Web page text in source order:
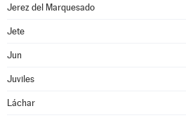
Jerez del Marquesado
Jete
Jun
Juviles
Láchar